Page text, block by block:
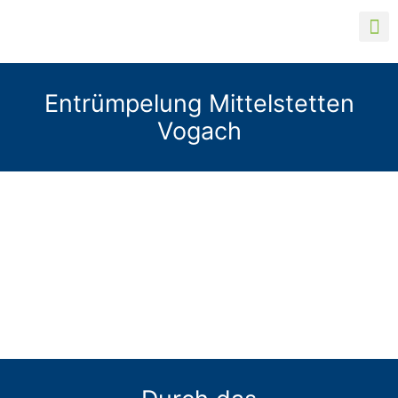
Entrümpelung Mittelstetten
Vogach